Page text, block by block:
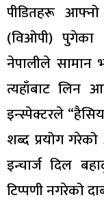
पीडितहरू आफ्नो
(विओपी) पुगेका
नेपालीले सामान
त्यहाँबाट लिन
इन्स्पेक्टरले
शब्द प्रयोग
इन्चार्ज दिल
टिप्पणी नगरेको